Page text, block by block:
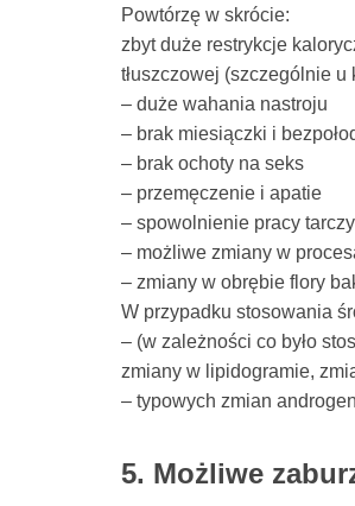
Powtórzę w skrócie:
zbyt duże restrykcje
tłuszczowej (szczególnie
– duże wahania nastroju
– brak miesiączki i
– brak ochoty na seks
– przemęczenie i apatie
– spowolnienie pracy
– możliwe zmiany w
– zmiany w obrębie flory
W przypadku stosowania
– (w zależności co było
zmiany w lipidogramie,
– typowych zmian
5. Możliwe